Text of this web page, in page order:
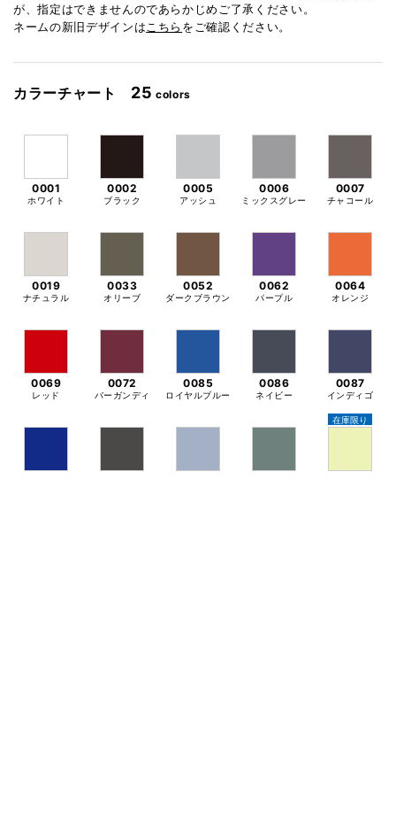
が、指定はできませんのであらかじめご了承ください。
ネームの新旧デザインは こちら をご確認ください。
カラーチャート 25 colors
0001
ホワイト
0002
ブラック
0005
アッシュ
0006
ミックスグレー
0007
チャコール
0019
ナチュラル
0033
オリーブ
0052
ダークブラウン
0062
パープル
0064
オレンジ
0069
レッド
0072
バーガンディ
0085
ロイヤルブルー
0086
ネイビー
0087
インディゴ
在庫限り